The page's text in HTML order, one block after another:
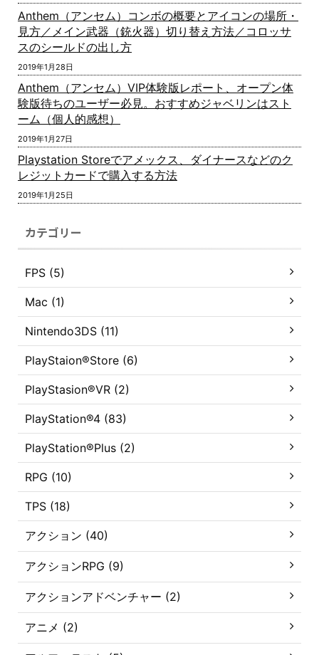
Anthem（アンセム）コンボの概要とアイコンの場所・
見方／メイン武器（銃火器）切り替え方法／コロッサ
スのシールドの出し方
2019年1月28日
Anthem（アンセム）VIP体験版レポート、オープン体
験版待ちのユーザー必見。おすすめジャベリンはスト
ーム（個人的感想）
2019年1月27日
Playstation Storeでアメックス、ダイナースなどのク
レジットカードで購入する方法
2019年1月25日
カテゴリー
FPS (5)
Mac (1)
Nintendo3DS (11)
PlayStaion®Store (6)
PlayStasion®VR (2)
PlayStation®4 (83)
PlayStation®Plus (2)
RPG (10)
TPS (18)
アクション (40)
アクションRPG (9)
アクションアドベンチャー (2)
アニメ (2)